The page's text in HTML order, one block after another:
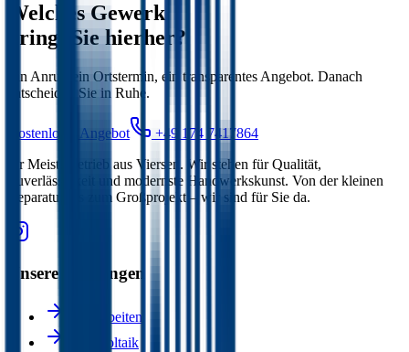
Welches Gewerk
bringt Sie hierher?
Ein Anruf, ein Ortstermin, ein transparentes Angebot. Danach
entscheiden Sie in Ruhe.
Kostenloses Angebot
+49 174 7417864
Ihr Meisterbetrieb aus Viersen. Wir stehen für Qualität,
Zuverlässigkeit und modernste Handwerkskunst. Von der kleinen
Reparatur bis zum Großprojekt – wir sind für Sie da.
Unsere Leistungen
Dacharbeiten
Photovoltaik